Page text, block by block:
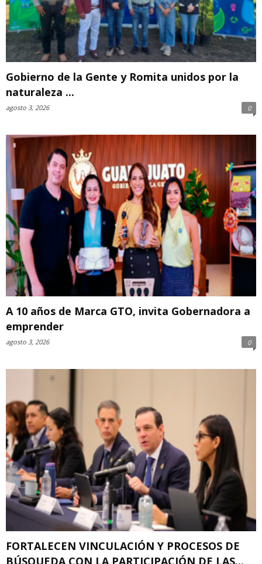
Gobierno de la Gente y Romita unidos por la
naturaleza ...
agosto 3, 2026 0
A 10 años de Marca GTO, invita Gobernadora a
emprender
agosto 3, 2026 0
FORTALECEN VINCULACIÓN Y PROCESOS DE
BÚSQUEDA CON LA PARTICIPACIÓN DE LAS...